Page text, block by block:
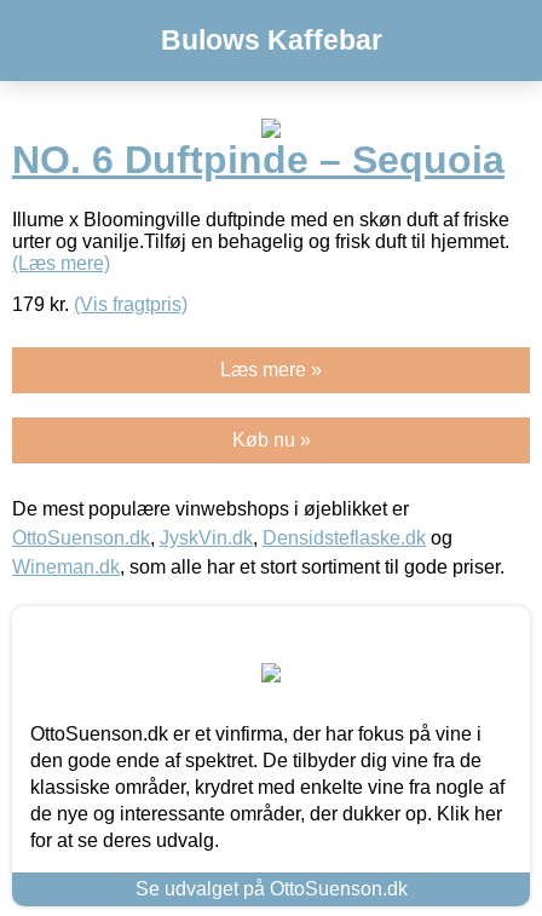
Bulows Kaffebar
NO. 6 Duftpinde – Sequoia
Illume x Bloomingville duftpinde med en skøn duft af friske
urter og vanilje.Tilføj en behagelig og frisk duft til hjemmet.
(Læs mere)
179 kr. (Vis fragtpris)
Læs mere »
Køb nu »
De mest populære vinwebshops i øjeblikket er
OttoSuenson.dk, JyskVin.dk, Densidsteflaske.dk og
Wineman.dk, som alle har et stort sortiment til gode priser.
OttoSuenson.dk er et vinfirma, der har fokus på vine i
den gode ende af spektret. De tilbyder dig vine fra de
klassiske områder, krydret med enkelte vine fra nogle af
de nye og interessante områder, der dukker op. Klik her
for at se deres udvalg.
Se udvalget på OttoSuenson.dk